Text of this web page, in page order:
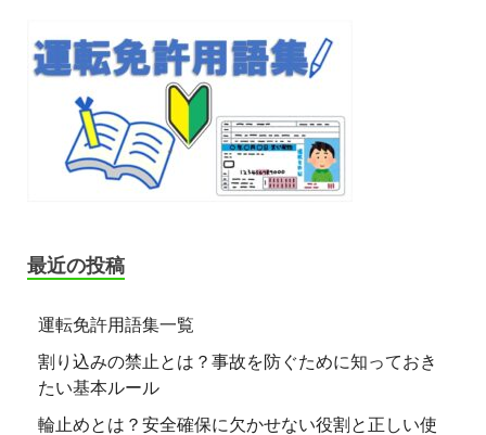
最近の投稿
運転免許用語集一覧
割り込みの禁止とは？事故を防ぐために知っておき
たい基本ルール
輪止めとは？安全確保に欠かせない役割と正しい使